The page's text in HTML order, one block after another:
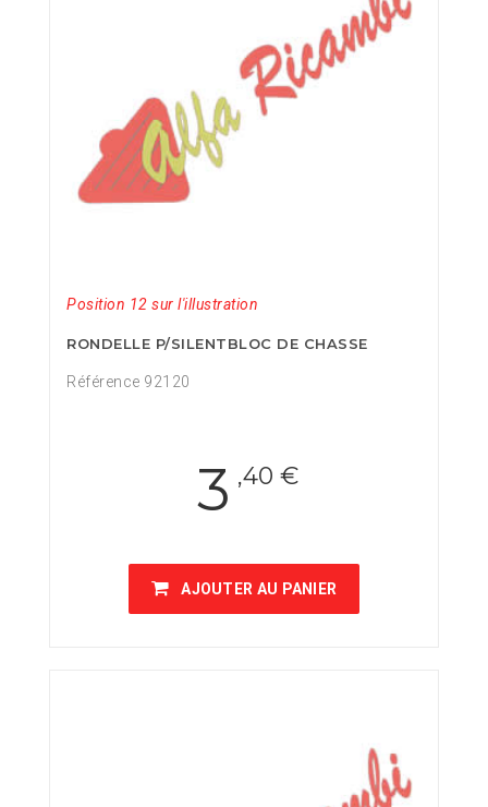
Position 12 sur l'illustration
RONDELLE P/SILENTBLOC DE CHASSE
Référence 92120
3 ,40 €
AJOUTER AU PANIER